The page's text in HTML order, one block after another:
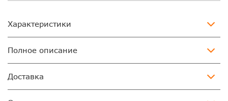
Характеристики
Полное описание
Доставка